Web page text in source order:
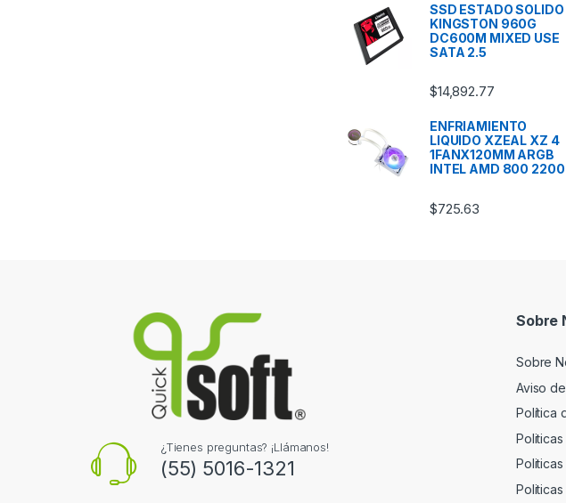
SSD ESTADO SOLIDO
KINGSTON 960G
DC600M MIXED USE
SATA 2.5
$14,892.77
ENFRIAMIENTO
LIQUIDO XZEAL XZ 4
1FANX120MM ARGB
INTEL AMD 800 2200
$725.63
¿Tienes preguntas? ¡Llámanos!
(55) 5016-1321
Sobre
Sobre
Aviso
Política